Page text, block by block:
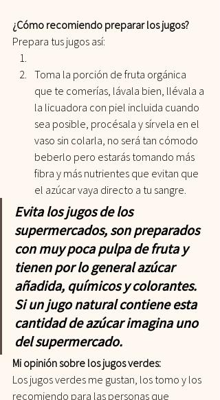
¿Cómo recomiendo preparar los jugos?
Prepara tus jugos así:
Toma la porción de fruta orgánica
que te comerías, lávala bien, llévala a
la licuadora con piel incluida cuando
sea posible, procésala y sírvela en el
vaso sin colarla, no será tan cómodo
beberlo pero estarás tomando más
fibra y más nutrientes que evitan que
el azúcar vaya directo a tu sangre.
Evita los jugos de los
supermercados, son preparados
con muy poca pulpa de fruta y
tienen por lo general azúcar
añadida, químicos y colorantes.
Si un jugo natural contiene esta
cantidad de azúcar imagina uno
del supermercado.
Mi opinión sobre los jugos verdes:
Los jugos verdes me gustan, los tomo y los
recomiendo para las personas que